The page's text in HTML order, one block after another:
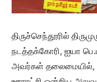
திருச்செந்தூரில்
நடத்தக்கோரி, ஐயா
அவர்கள் தலைமையில்,